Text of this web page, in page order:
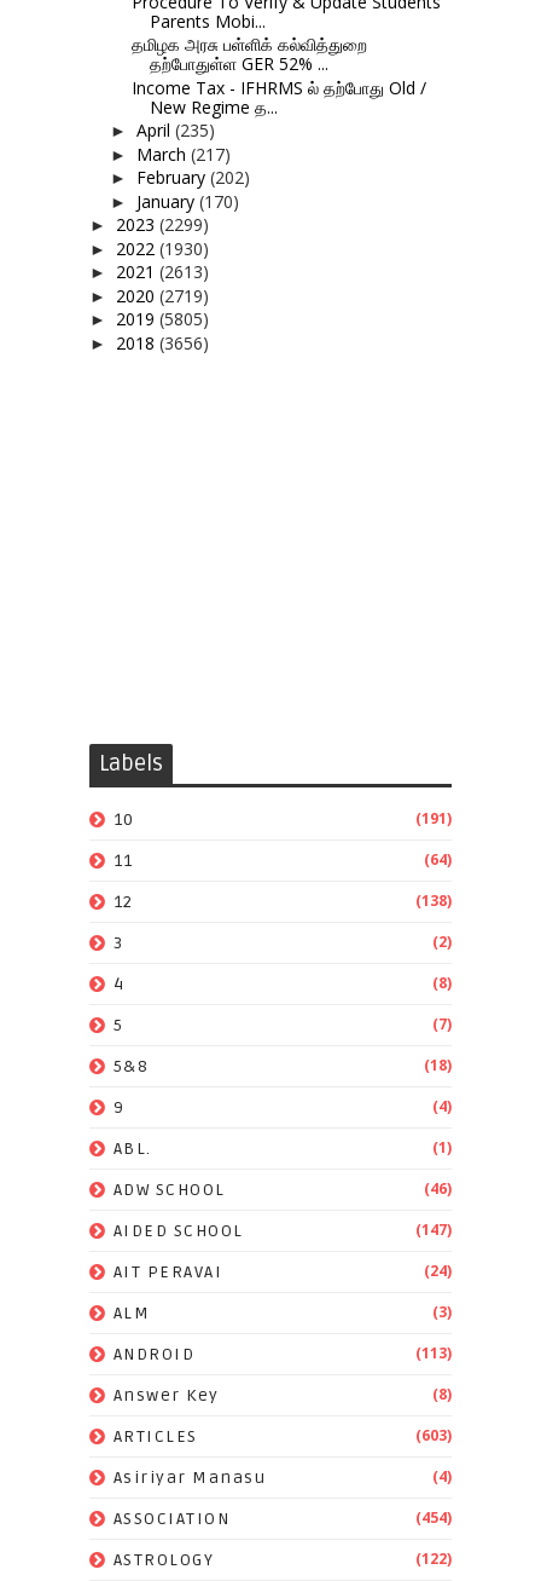
Parents Mobi...
தமிழக அரசு பள்ளிக் கல்வித்துறை
தற்போதுள்ள GER 52% ...
Income Tax - IFHRMS ல் தற்போது Old /
New Regime த...
► April (235)
► March (217)
► February (202)
► January (170)
► 2023 (2299)
► 2022 (1930)
► 2021 (2613)
► 2020 (2719)
► 2019 (5805)
► 2018 (3656)
Labels
10 (191)
11 (64)
12 (138)
3 (2)
4 (8)
5 (7)
5&8 (18)
9 (4)
ABL. (1)
ADW SCHOOL (46)
AIDED SCHOOL (147)
AIT PERAVAI (24)
ALM (3)
ANDROID (113)
Answer Key (8)
ARTICLES (603)
Asiriyar Manasu (4)
ASSOCIATION (454)
ASTROLOGY (122)